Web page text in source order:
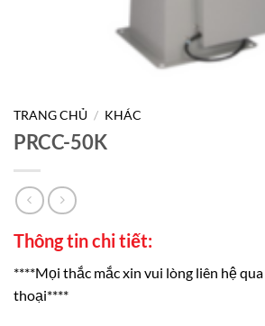
TRANG CHỦ / KHÁC
PRCC-50K
Thông tin chi tiết:
****Mọi thắc mắc xin vui lòng liên hệ
thoại****